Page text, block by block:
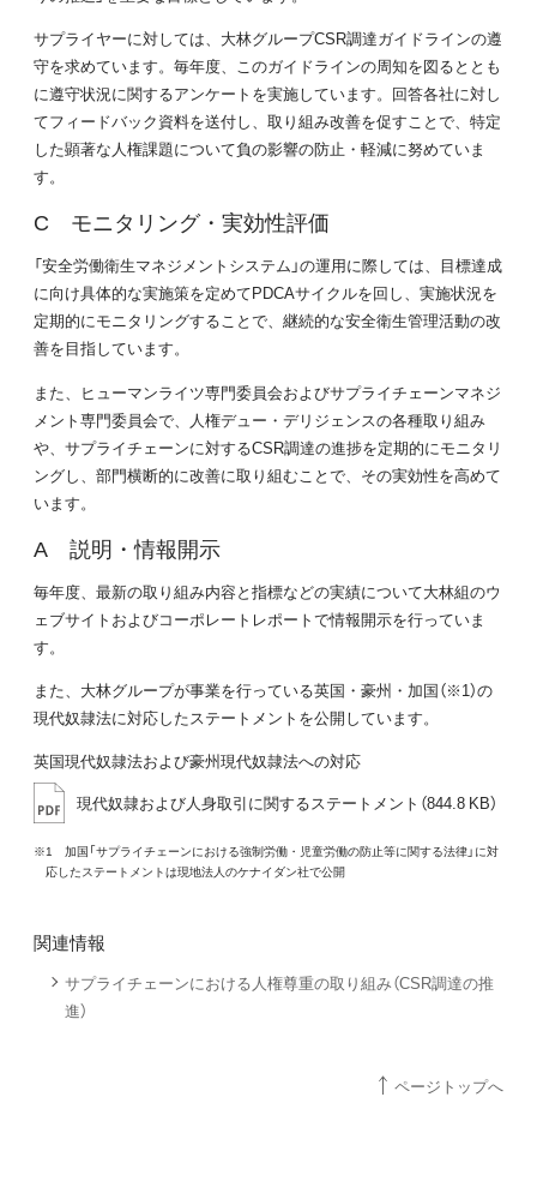
サプライヤーに対しては、大林グループCSR調達ガイドラインの遵
守を求めています。毎年度、このガイドラインの周知を図るととも
に遵守状況に関するアンケートを実施しています。回答各社に対し
てフィードバック資料を送付し、取り組み改善を促すことで、特定
した顕著な人権課題について負の影響の防止・軽減に努めていま
す。
C モニタリング・実効性評価
「安全労働衛生マネジメントシステム」の運用に際しては、目標達成
に向け具体的な実施策を定めてPDCAサイクルを回し、実施状況を
定期的にモニタリングすることで、継続的な安全衛生管理活動の改
善を目指しています。
また、ヒューマンライツ専門委員会およびサプライチェーンマネジ
メント専門委員会で、人権デュー・デリジェンスの各種取り組み
や、サプライチェーンに対するCSR調達の進捗を定期的にモニタリ
ングし、部門横断的に改善に取り組むことで、その実効性を高めて
います。
A 説明・情報開示
毎年度、最新の取り組み内容と指標などの実績について大林組のウ
ェブサイトおよびコーポレートレポートで情報開示を行っていま
す。
また、大林グループが事業を行っている英国・豪州・加国（※1）の
現代奴隷法に対応したステートメントを公開しています。
英国現代奴隷法および豪州現代奴隷法への対応
現代奴隷および人身取引に関するステートメント（844.8 KB）
※1 加国「サプライチェーンにおける強制労働・児童労働の防止等に関する法律」に対
応したステートメントは現地法人のケナイダン社で公開
関連情報
サプライチェーンにおける人権尊重の取り組み（CSR調達の推
進）
ページトップへ